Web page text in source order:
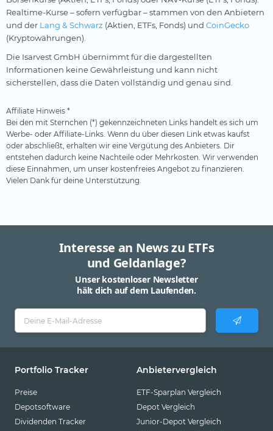
Realtime-Kurse – sofern verfügbar – stammen von den Anbietern
und der Lang & Schwarz (Aktien, ETFs, Fonds) und CoinGecko
(Kryptowährungen).
Die Isarvest GmbH übernimmt für die dargestellten
Informationen keine Gewährleistung und kann nicht
sicherstellen, dass die Daten vollständig und genau sind.
Affiliate Hinweis *
Bei den mit Sternchen (*) gekennzeichneten Links handelt es sich um
Werbe- oder Affiliate-Links. Wenn du über diesen Link etwas kaufst
oder abschließt, erhalten wir eine Vergütung des Anbieters. Dir
entstehen dadurch keine Nachteile oder Mehrkosten. Wir verwenden
diese Einnahmen, um unser kostenfreies Angebot zu finanzieren.
Vielen Dank für deine Unterstützung.
Interesse an News zu ETFs
und Geldanlage?
Unser kostenloser Newsletter
hält dich auf dem Laufenden.
Portfolio Tracker
Preise
Depotsoftware
Dividenden Tracker
Anbietervergleich
ETF-Sparplan Vergleich
Depot Vergleich
Junior-Depot Vergleich